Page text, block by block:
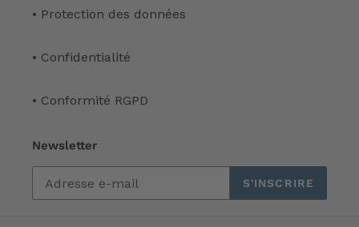
• Protection des données
• Confidentialité
• Conformité RGPD
Newsletter
S'INSCRIRE